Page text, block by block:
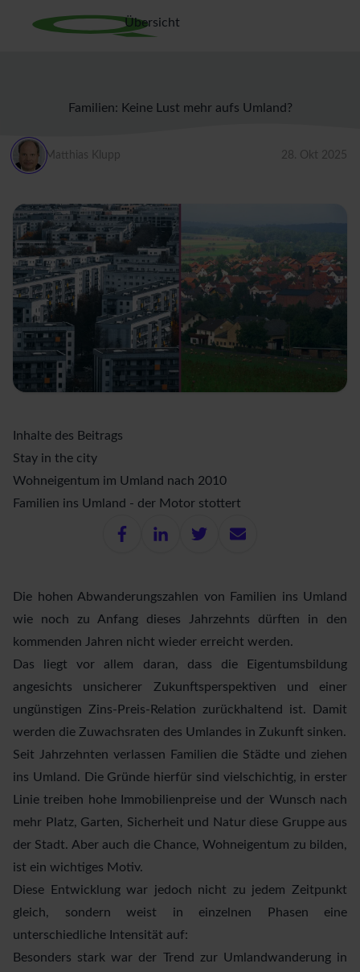
Übersicht
Familien: Keine Lust mehr aufs Umland?
Matthias Klupp 28. Okt 2025
Inhalte des Beitrags
Stay in the city
Wohneigentum im Umland nach 2010
Familien ins Umland - der Motor stottert
Die hohen Abwanderungszahlen von Familien ins Umland
wie noch zu Anfang dieses Jahrzehnts dürften in den
kommenden Jahren nicht wieder erreicht werden.
Das liegt vor allem daran, dass die Eigentumsbildung
angesichts unsicherer Zukunftsperspektiven und einer
ungünstigen Zins-Preis-Relation zurückhaltend ist. Damit
werden die Zuwachsraten des Umlandes in Zukunft sinken.
Seit Jahrzehnten verlassen Familien die Städte und ziehen
ins Umland. Die Gründe hierfür sind vielschichtig, in erster
Linie treiben hohe Immobilienpreise und der Wunsch nach
mehr Platz, Garten, Sicherheit und Natur diese Gruppe aus
der Stadt. Aber auch die Chance, Wohneigentum zu bilden,
ist ein wichtiges Motiv.
Diese Entwicklung war jedoch nicht zu jedem Zeitpunkt
gleich, sondern weist in einzelnen Phasen eine
unterschiedliche Intensität auf:
Besonders stark war der Trend zur Umlandwanderung in